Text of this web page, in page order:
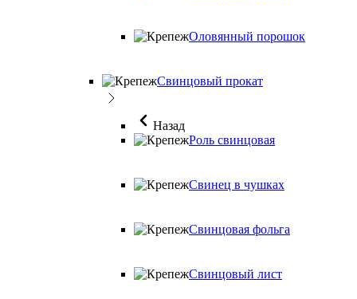
Оловянный порошок
Свинцовый прокат
Назад
Роль свинцовая
Свинец в чушках
Свинцовая фольга
Свинцовый лист